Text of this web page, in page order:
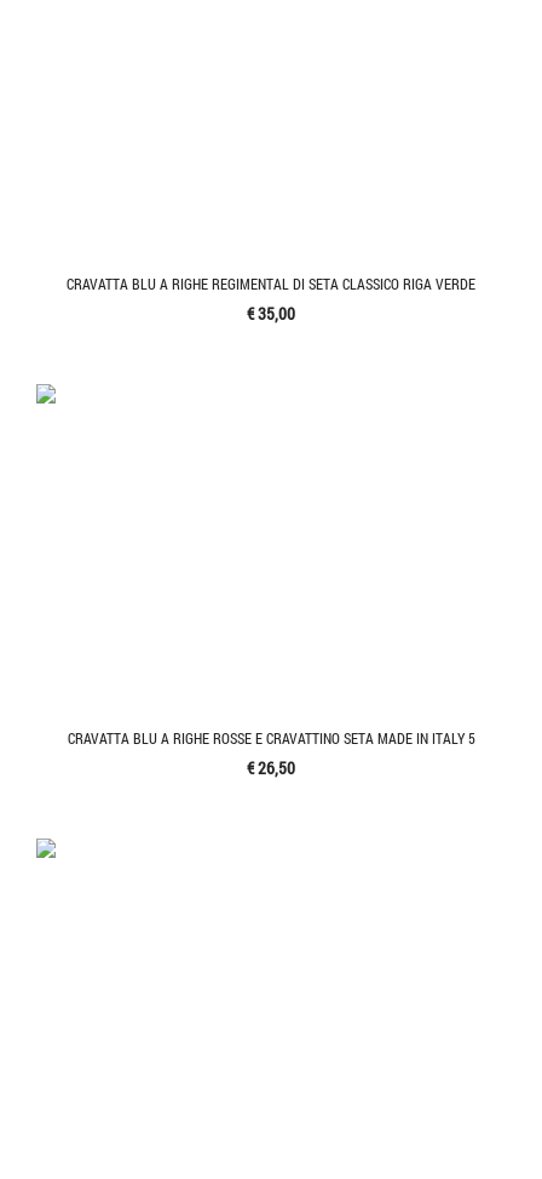
CRAVATTA BLU A RIGHE REGIMENTAL DI SETA CLASSICO RIGA VERDE
€ 35,00
CRAVATTA BLU A RIGHE ROSSE E CRAVATTINO SETA MADE IN ITALY 5
€ 26,50